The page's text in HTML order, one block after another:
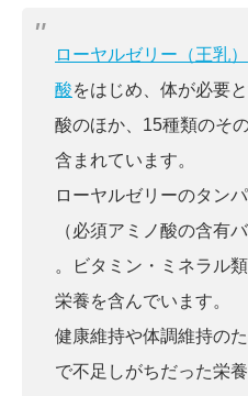
ローヤルゼリー（王乳）
酸をはじめ、体が必要
酸のほか、15種類のそ
含まれています。
ローヤルゼリーのタン
（必須アミノ酸の含有
。ビタミン・ミネラル
栄養を含んでいます。
健康維持や体調維持の
で不足しがちだった栄